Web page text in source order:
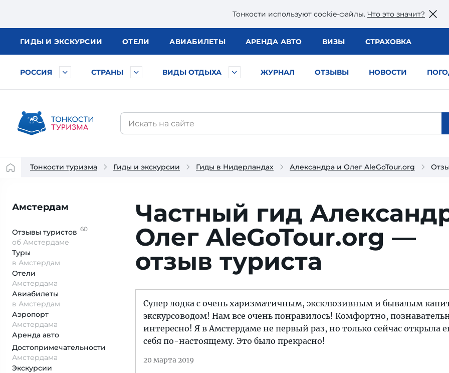
Тонкости используют сookie-файлы. Что это значит?
ГИДЫ И ЭКСКУРСИИ ОТЕЛИ АВИАБИЛЕТЫ АРЕНДА АВТО ВИЗЫ СТРАХОВКА
РОССИЯ СТРАНЫ ВИДЫ ОТДЫХА ЖУРНАЛ ОТЗЫВЫ НОВОСТИ
Тонкости туризма Гиды и экскурсии Гиды в Нидерландах Александра и Олег AleGoTour.org
Амстердам
Отзывы туристов 60
об Амстердаме
Туры
в Амстердам
Отели
Амстердама
Авиабилеты
в Амстердам
Аэропорт
Амстердама
Аренда авто
Достопримеча­тельности
Амстердама
Экскурсии
Частный гид
Олег AleGoTour.org —
отзыв туриста
Супер лодка с очень харизматичным, эксклюзивным и бывалым
экскурсоводом! Нам все очень понравилось! Комфортно,
интересно! Я в Амстердаме не первый раз, но только сейчас открыла
себя по-настоящему. Это было прекрасно!
20 марта 2019